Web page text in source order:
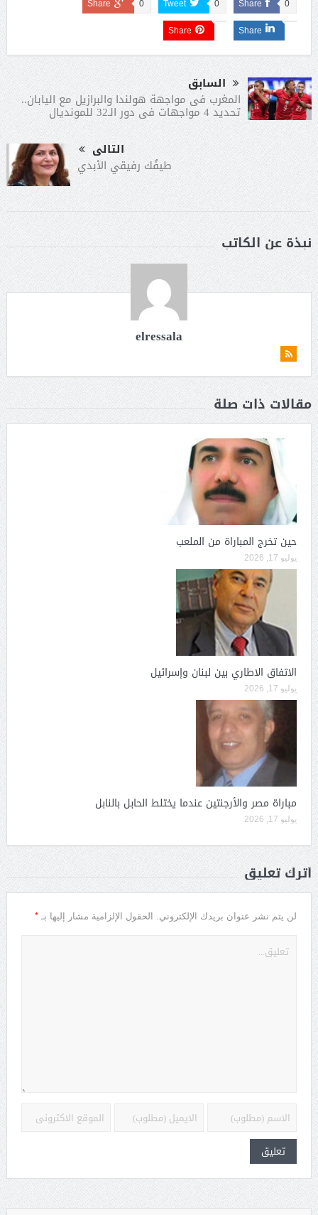
Share 0
Tweet 0
Share 0
Share
Share
السابق
المغرب فى مواجهة هولندا والبرازيل مع اليابان..
تحديد 4 مواجهات فى دور الـ32 للمونديال
التالى
طيفُك رفيقي الأبدي
نبذة عن الكاتب
elressala
مقالات ذات صلة
حين تخرج المباراة من الملعب
يوليو 17, 2026
الاتفاق الاطاري بين لبنان وإسرائيل
يوليو 17, 2026
مباراة مصر والأرجنتين عندما يختلط الحابل بالنابل
يوليو 17, 2026
أترك تعليق
لن يتم نشر عنوان بريدك الإلكتروني. الحقول الإلزامية مشار إليها بـ *